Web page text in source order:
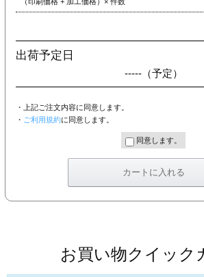
出荷予定日
-----（予定）
・上記ご注文内容に同意します。
・ ご利用規約に同意します。
同意します。
お買い物クイック